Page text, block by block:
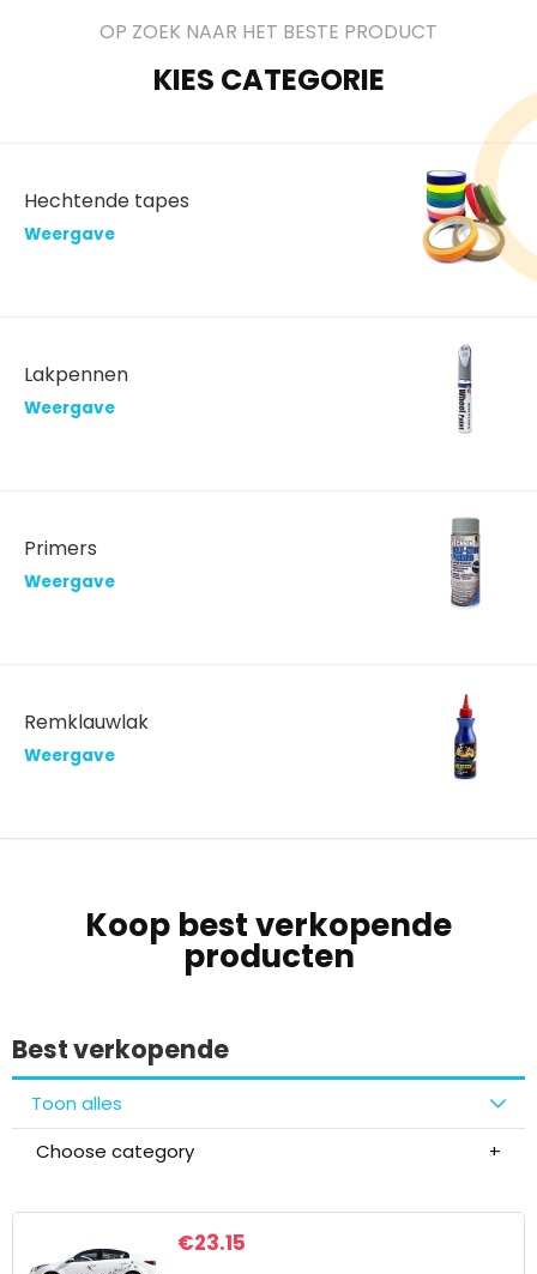
OP ZOEK NAAR HET BESTE PRODUCT
KIES CATEGORIE
Hechtende tapes
Weergave
Lakpennen
Weergave
Primers
Weergave
Remklauwlak
Weergave
Koop best verkopende
producten
Best verkopende
Toon alles
Choose category
€23.15